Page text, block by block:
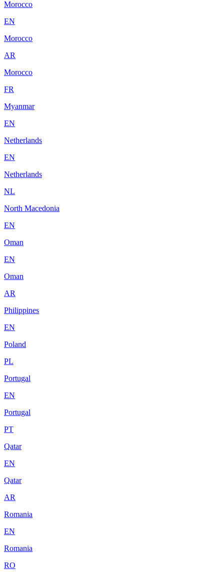
Morocco
EN
Morocco
AR
Morocco
FR
Myanmar
EN
Netherlands
EN
Netherlands
NL
North Macedonia
EN
Oman
EN
Oman
AR
Philippines
EN
Poland
PL
Portugal
EN
Portugal
PT
Qatar
EN
Qatar
AR
Romania
EN
Romania
RO